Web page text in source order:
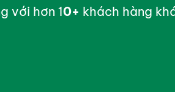
với hơn 10+ khách hàng